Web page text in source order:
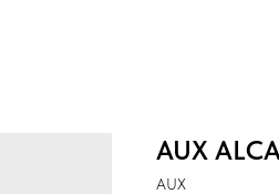
AUX
AUX